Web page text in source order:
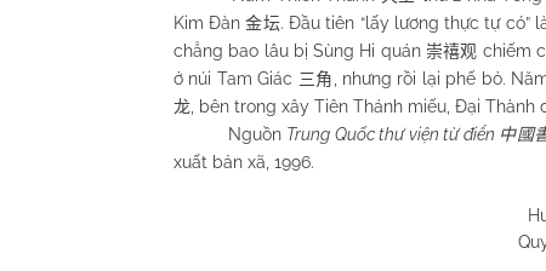
Kim Đàn金坛. Đầu tiên “lấy lương thực tự có”
chẳng bao lâu bị Sùng Hi quán 崇禧观 chiếm
ở núi Tam Giác 三角 , nhưng rồi lại phế bỏ.
龙 , bên trong xây Tiên Thánh miếu, Đại
Nguồn Trung Quốc thư viện từ điển 中國
xuất bản xã, 1996.
Huỳnh
Quy Nhơn 4/